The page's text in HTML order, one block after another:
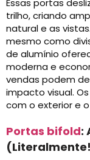
Essas portas
trilho, criando
natural e as
mesmo como
de alumínio
moderna e
vendas podem
impacto visual.
com o exterior e
Portas bifold: